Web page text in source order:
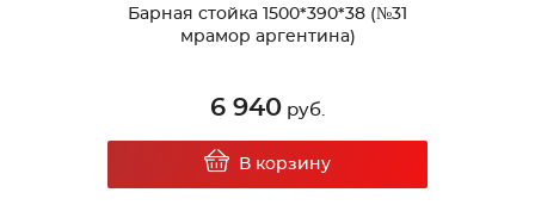
Барная стойка 1500*390*38 (№31
мрамор аргентина)
6 940 руб.
В корзину